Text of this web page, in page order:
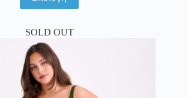
προϊόν
πολλαπλές
παραλλαγές.
Οι
επιλογές
μπορούν
να
SOLD OUT